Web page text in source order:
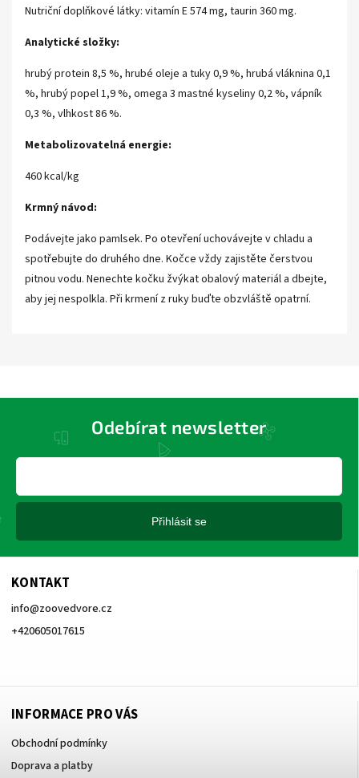
Nutriční doplňkové látky: vitamín E 574 mg, taurin 360 mg.
Analytické složky:
hrubý protein 8,5 %, hrubé oleje a tuky 0,9 %, hrubá vláknina 0,1
%, hrubý popel 1,9 %, omega 3 mastné kyseliny 0,2 %, vápník
0,3 %, vlhkost 86 %.
Metabolizovatelná energie:
460 kcal/kg
Krmný návod:
Podávejte jako pamlsek. Po otevření uchovávejte v chladu a
spotřebujte do druhého dne. Kočce vždy zajistěte čerstvou
pitnou vodu. Nenechte kočku žvýkat obalový materiál a dbejte,
aby jej nespolkla. Při krmení z ruky buďte obzvláště opatrní.
KONTAKT
info@zoovedvore.cz
+420605017615
INFORMACE PRO VÁS
Obchodní podmínky
Doprava a platby
Odebírat newsletter
Přihlásit se